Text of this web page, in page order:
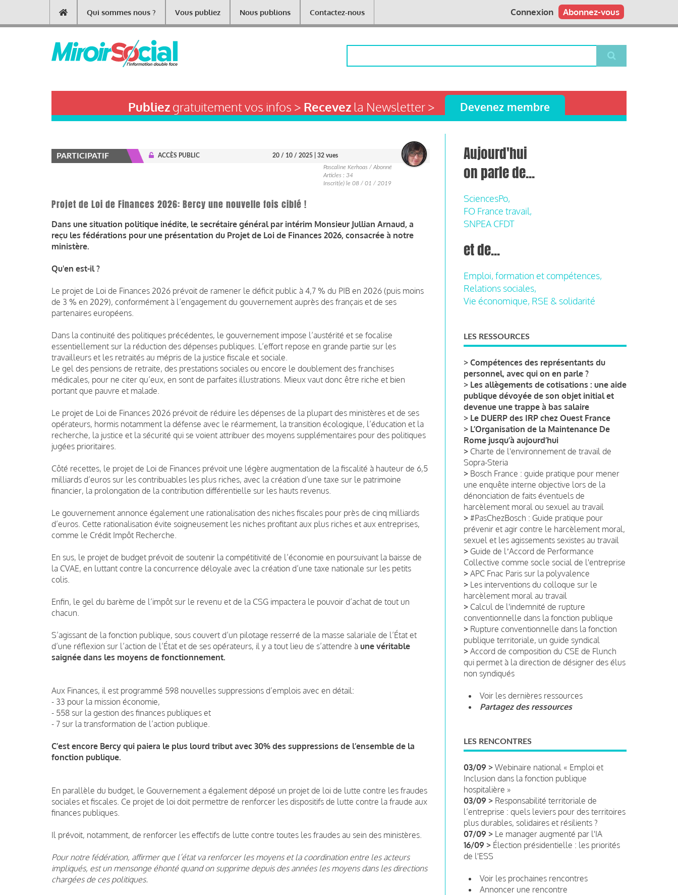
contenu
Main
navigation
Qui sommes nous ? Vous publiez Nous publions Contactez-nous Abonnez-vous
Connexion
Publiezgratuitement vos infos > Recevezla Newsletter > Devenez membre
PARTICIPATIF ACCÈS PUBLIC 20 / 10 / 2025
| 32 vues
Pascaline Kerhoas / Abonné
Articles : 34
Inscrit(e) le 08 / 01 / 2019
Projet de Loi de Finances 2026: Bercy une nouvelle fois ciblé !
Dans une situation politique inédite, le secrétaire général par intérim Monsieur Jullian Arnaud, a
reçu les fédérations pour une présentation du Projet de Loi de Finances 2026, consacrée à notre
ministère.
Qu'en est-il ?
Le projet de Loi de Finances 2026 prévoit de ramener le déficit public à 4,7 % du PIB en 2026 (puis moins
de 3 % en 2029), conformément à l’engagement du gouvernement auprès des français et de ses
partenaires européens.
Dans la continuité des politiques précédentes, le gouvernement impose l’austérité et se focalise
essentiellement sur la réduction des dépenses publiques. L’effort repose en grande partie sur les
travailleurs et les retraités au mépris de la justice fiscale et sociale.
Le gel des pensions de retraite, des prestations sociales ou encore le doublement des franchises
médicales, pour ne citer qu’eux, en sont de parfaites illustrations. Mieux vaut donc être riche et bien
portant que pauvre et malade.
Le projet de Loi de Finances 2026 prévoit de réduire les dépenses de la plupart des ministères et de ses
opérateurs, hormis notamment la défense avec le réarmement, la transition écologique, l’éducation et la
recherche, la justice et la sécurité qui se voient attribuer des moyens supplémentaires pour des politiques
jugées prioritaires.
Côté recettes, le projet de Loi de Finances prévoit une légère augmentation de la fiscalité à hauteur de 6,5
milliards d’euros sur les contribuables les plus riches, avec la création d’une taxe sur le patrimoine
financier, la prolongation de la contribution différentielle sur les hauts revenus.
Le gouvernement annonce également une rationalisation des niches fiscales pour près de cinq milliards
d’euros. Cette rationalisation évite soigneusement les niches profitant aux plus riches et aux entreprises,
comme le Crédit Impôt Recherche.
En sus, le projet de budget prévoit de soutenir la compétitivité de l’économie en poursuivant la baisse de
la CVAE, en luttant contre la concurrence déloyale avec la création d’une taxe nationale sur les petits
colis.
Enfin, le gel du barème de l’impôt sur le revenu et de la CSG impactera le pouvoir d’achat de tout un
chacun.
S’agissant de la fonction publique, sous couvert d’un pilotage resserré de la masse salariale de l’État et
d’une réflexion sur l’action de l’État et de ses opérateurs, il y a tout lieu de s’attendre à une véritable
saignée dans les moyens de fonctionnement.
Aux Finances, il est programmé 598 nouvelles suppressions d’emplois avec en détail:
- 33 pour la mission économie,
- 558 sur la gestion des finances publiques et
- 7 sur la transformation de l’action publique.
C’est encore Bercy qui paiera le plus lourd tribut avec 30% des suppressions de l’ensemble de la
fonction publique.
En parallèle du budget, le Gouvernement a également déposé un projet de loi de lutte contre les fraudes
sociales et fiscales. Ce projet de loi doit permettre de renforcer les dispositifs de lutte contre la fraude aux
finances publiques.
Il prévoit, notamment, de renforcer les effectifs de lutte contre toutes les fraudes au sein des ministères.
Pour notre fédération, affirmer que l’état va renforcer les moyens et la coordination entre les acteurs
impliqués, est un mensonge éhonté quand on supprime depuis des années les moyens dans les directions
chargées de ces politiques.
Aujourd'hui
on parle de...
SciencesPo,
FO France travail,
SNPEA CFDT
et de...
Emploi, formation et compétences,
Relations sociales,
Vie économique, RSE & solidarité
LES RESSOURCES
> Compétences des représentants du
personnel, avec qui on en parle ?
> Les allègements de cotisations : une aide
publique dévoyée de son objet initial et
devenue une trappe à bas salaire
> Le DUERP des IRP chez Ouest France
> L’Organisation de la Maintenance De
Rome jusqu’à aujourd’hui
> Charte de l'environnement de travail de
Sopra-Steria
> Bosch France : guide pratique pour mener
une enquête interne objective lors de la
dénonciation de faits éventuels de
harcèlement moral ou sexuel au travail
> #PasChezBosch : Guide pratique pour
prévenir et agir contre le harcèlement moral,
sexuel et les agissements sexistes au travail
> Guide de lʼAccord de Performance
Collective comme socle social de l'entreprise
> APC Fnac Paris sur la polyvalence
> Les interventions du colloque sur le
harcèlement moral au travail
> Calcul de l'indemnité de rupture
conventionnelle dans la fonction publique
> Rupture conventionnelle dans la fonction
publique territoriale, un guide syndical
> Accord de composition du CSE de Flunch
qui permet à la direction de désigner des élus
non syndiqués
Voir les dernières ressources
Partagez des ressources
LES RENCONTRES
03/09 > Webinaire national « Emploi et
Inclusion dans la fonction publique
hospitalière »
03/09 > Responsabilité territoriale de
l’entreprise : quels leviers pour des territoires
plus durables, solidaires et résilients ?
07/09 > Le manager augmenté par l'IA
16/09 > Élection présidentielle : les priorités
de l'ESS
Voir les prochaines rencontres
Annoncer une rencontre